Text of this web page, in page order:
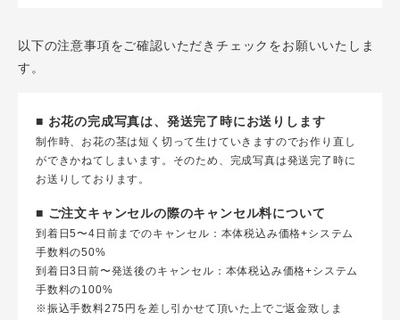
以下の注意事項をご確認いただきチェックをお願いいたしま
す。
■ お花の完成写真は、発送完了時にお送りします
制作時、お花の茎は短く切って生けていきますのでお作り直し
ができかねてしまいます。そのため、完成写真は発送完了時に
お送りしております。
■ ご注文キャンセルの際のキャンセル料について
到着日5〜4日前までのキャンセル：本体税込み価格+システム
手数料の50%
到着日3日前〜発送後のキャンセル：本体税込み価格+システム
手数料の100%
※振込手数料275円を差し引かせて頂いた上でご返金致しま